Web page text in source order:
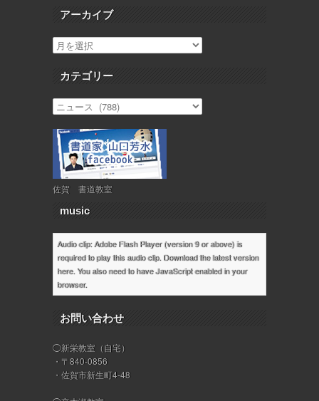
アーカイブ
カテゴリー
佐賀 書道教室
music
Audio clip: Adobe Flash Player (version 9 or above) is
required to play this audio clip. Download the latest version
here. You also need to have JavaScript enabled in your
browser.
お問い合わせ
◯新栄教室（自宅）
・〒840-0856
・佐賀市新生町4-48